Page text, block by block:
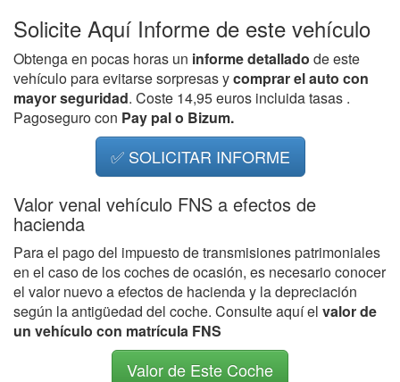
Solicite Aquí Informe de este vehículo
Obtenga en pocas horas un informe detallado de este
vehículo para evitarse sorpresas ycomprar el auto con
mayor seguridad. Coste 14,95 euros incluida tasas .
Pagoseguro con Pay pal o Bizum.
✅ SOLICITAR INFORME
Valor venal vehículo FNS a efectos de
hacienda
Para el pago del impuesto de transmisiones patrimoniales
en el caso de los coches de ocasión, es necesario conocer
el valor nuevo a efectos de hacienda y la depreciación
según la antigüedad del coche. Consulte aquí el valor de
un vehículo con matrícula FNS
Valor de Este Coche